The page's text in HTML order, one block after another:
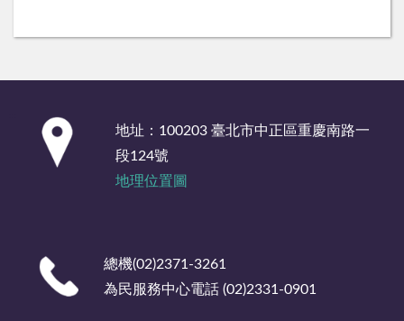
地址：100203 臺北市中正區重慶南路一
段124號
地理位置圖
總機(02)2371-3261
為民服務中心電話 (02)2331-0901